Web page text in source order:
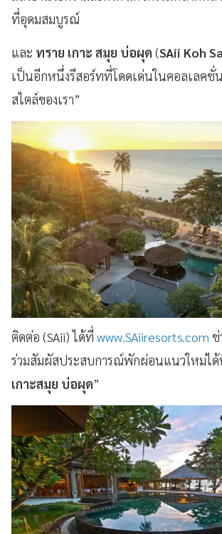
ที่อุดมสมบูรณ์
และ ทราย เกาะ สมุย บ่อผุด (SAii Koh
เป็นอีกหนึ่งรีสอร์ทที่โดดเด่นในคอลเลค
สไตล์ของเรา”
ติดต่อ (SAii) ได้ที่ www.SAiiresorts.com ช่
ร่วมสัมผัสประสบการณ์พักผ่อนแนวใหม่ได้
เกาะสมุย บ่อผุด”